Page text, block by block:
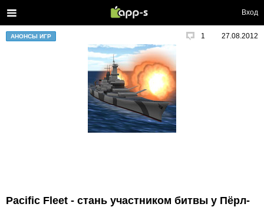
Вход
АНОНСЫ ИГР 1 27.08.2012
Pacific Fleet - стань участником битвы у Пёрл-